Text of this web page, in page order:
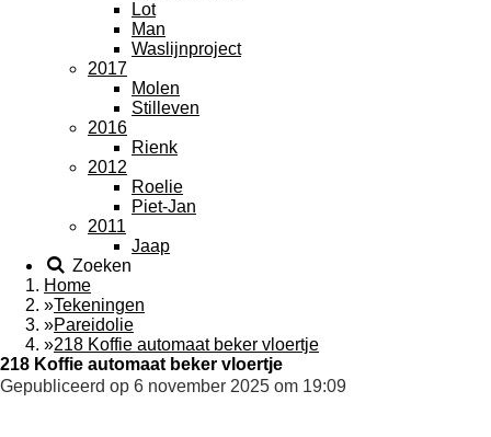
Lot
Man
Waslijnproject
2017
Molen
Stilleven
2016
Rienk
2012
Roelie
Piet-Jan
2011
Jaap
Zoeken
Home
»Tekeningen
»Pareidolie
»218 Koffie automaat beker vloertje
218 Koffie automaat beker vloertje
Gepubliceerd op 6 november 2025 om 19:09